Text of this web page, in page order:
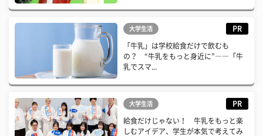
大学生活 PR
「牛乳」は学校給食だけで飲むも
の？ “牛乳をもっと身近に”――「牛
乳でスマ...
大学生活 PR
給食だけじゃない！ 牛乳をもっと楽
しむアイデア、学生が本気で考えてみ